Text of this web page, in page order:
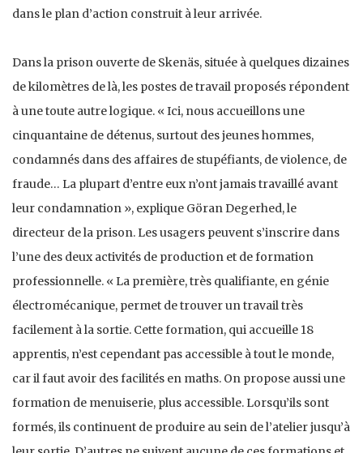
dans le plan d’action construit à leur arrivée.
Dans la prison ouverte de Skenäs, située à quelques dizaines
de kilomètres de là, les postes de travail proposés répondent
à une toute autre logique. « Ici, nous accueillons une
cinquantaine de détenus, surtout des jeunes hommes,
condamnés dans des affaires de stupéfiants, de violence, de
fraude… La plupart d’entre eux n’ont jamais travaillé avant
leur condamnation », explique Göran Degerhed, le
directeur de la prison. Les usagers peuvent s’inscrire dans
l’une des deux activités de production et de formation
professionnelle. « La première, très qualifiante, en génie
électromécanique, permet de trouver un travail très
facilement à la sortie. Cette formation, qui accueille 18
apprentis, n’est cependant pas accessible à tout le monde,
car il faut avoir des facilités en maths. On propose aussi une
formation de menuiserie, plus accessible. Lorsqu’ils sont
formés, ils continuent de produire au sein de l’atelier jusqu’à